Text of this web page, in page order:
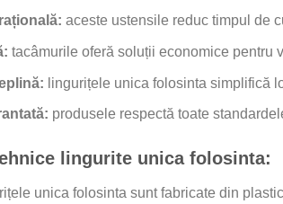
aceste ustensile reduc timpul de
tacâmurile oferă soluții economice pentru
lingurițele unica folosinta simplifică
produsele respectă toate
lingurite unica folosinta:
unica folosinta sunt fabricate din